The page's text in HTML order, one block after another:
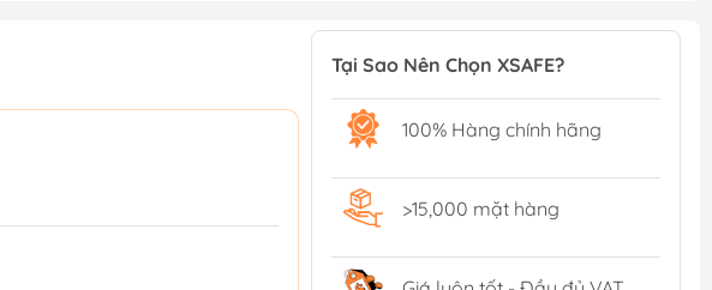
Tại Sao Nên Chọn XSAFE?
100% Hàng chính hãng
>15,000 mặt hàng